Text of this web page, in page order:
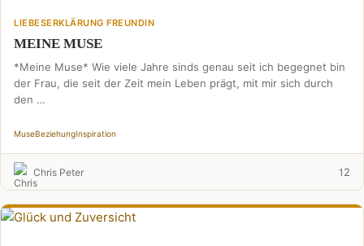
LIEBESERKLÄRUNG FREUNDIN
MEINE MUSE
*Meine Muse* Wie viele Jahre sinds genau seit ich begegnet bin
der Frau, die seit der Zeit mein Leben prägt, mit mir sich durch
den …
MuseBeziehungInspiration
Chris Peter 1 2